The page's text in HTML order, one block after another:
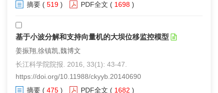
摘要 ( 519 ) PDF全文 ( 1698 )
基于小波分解和支持向量机的大坝位移监控模型
姜振翔,徐镇凯,魏博文
长江科学院院报. 2016, 33(1): 43-47.
https://doi.org/10.11988/ckyyb.20140690
摘要 ( 475 ) PDF全文 ( 1682 )